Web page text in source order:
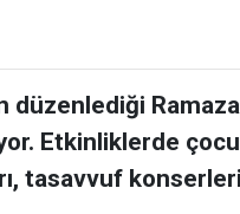
düzenlediği
Etkinliklerde
tasavvuf